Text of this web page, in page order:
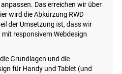
Das erreichen wir über
wird die Abkürzung RWD
der Umsetzung ist, dass wir
responsivem Webdesign
Grundlagen und die
für Handy und Tablet (und